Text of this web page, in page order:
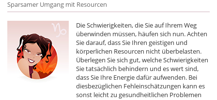
Sparsamer Umgang mit Resourcen
Die Schwierigkeiten, die Sie auf Ihrem Weg
überwinden müssen, häufen sich nun. Achten
Sie darauf, dass Sie Ihren geistigen und
körperlichen Resourcen nicht überbelasten.
Überlegen Sie sich gut, welche Schwierigkeiten
Sie tatsächlich behindern und es wert sind,
dass Sie Ihre Energie dafür aufwenden. Bei
diesbezüglichen Fehleinschätzungen kann es
sonst leicht zu gesundheitlichen Problemen